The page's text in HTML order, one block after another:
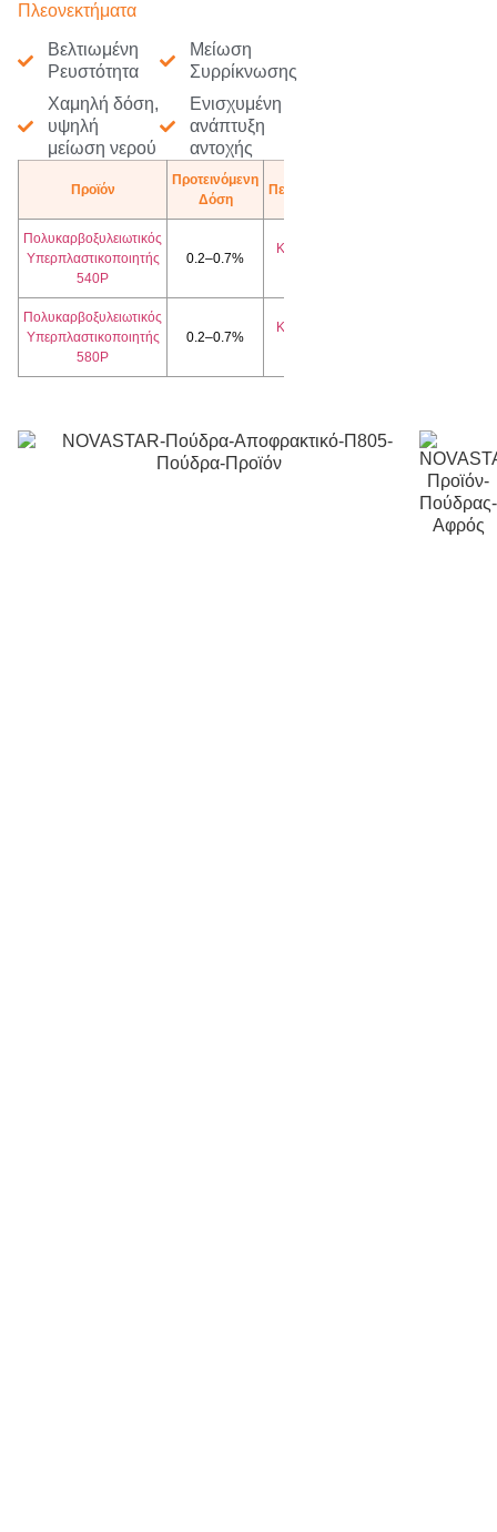
Πλεονεκτήματα
Βελτιωμένη
Ρευστότητα
Χαμηλή δόση,
υψηλή
μείωση νερού
Μείωση
Συρρίκνωσης
Ενισχυμένη
ανάπτυξη
αντοχής
Προϊόν
Προτεινόμενη
Δόση
Περισσότερα
Πολυκαρβοξυλειωτικός
Υπερπλαστικοποιητής
540P
0.2–0.7%
Κατέβασμα
Πολυκαρβοξυλειωτικός
Υπερπλαστικοποιητής
580P
0.2–0.7%
Κατέβασμα